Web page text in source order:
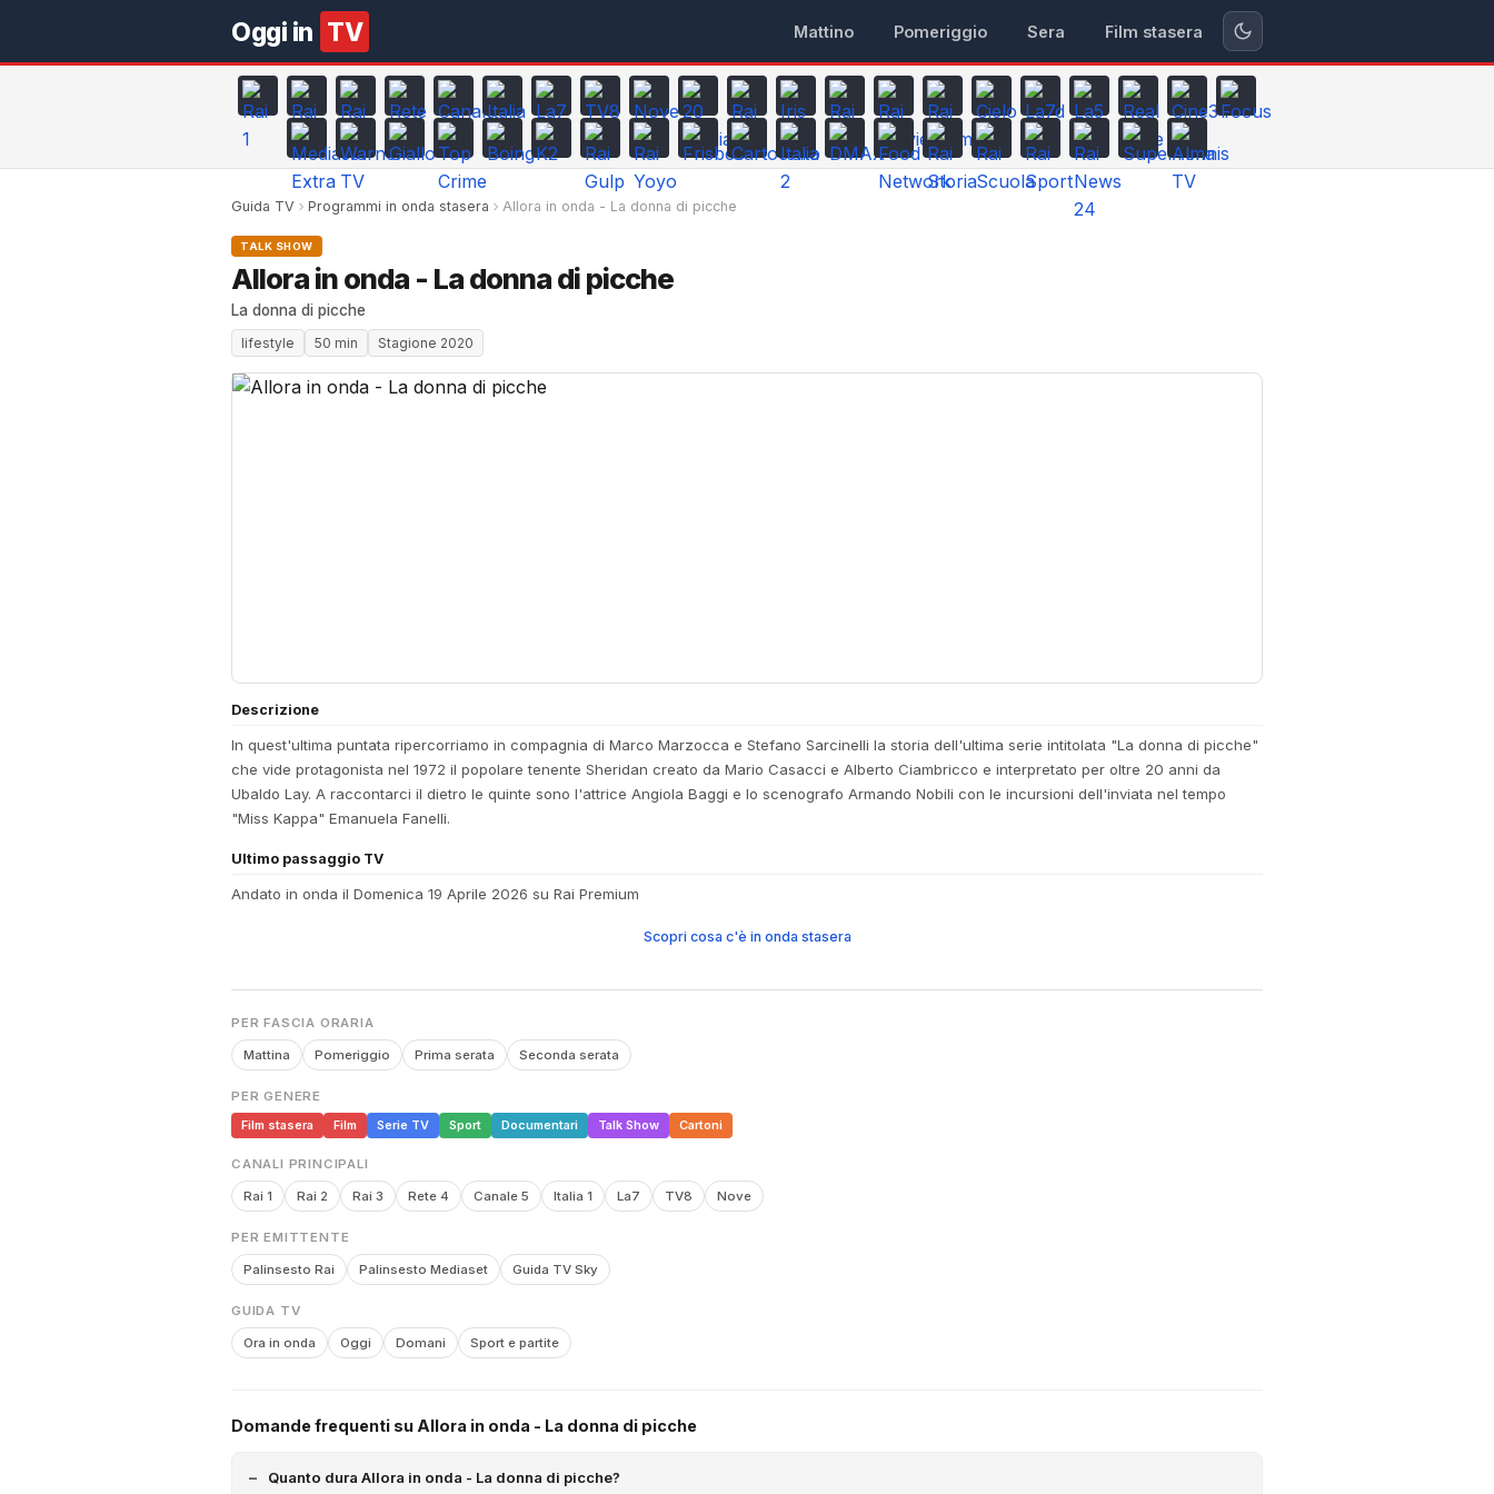
Oggi in TV Mattino Pomeriggio Sera Film stasera
Guida TV Programmi in onda stasera Allora in onda - La donna di picche
TALK SHOW
Allora in onda - La donna di picche
La donna di picche
lifestyle 50 min Stagione 2020
Descrizione
In quest'ultima puntata ripercorriamo in compagnia di Marco Marzocca e Stefano Sarcinelli la storia dell'ultima serie intitolata "La donna di picche"
che vide protagonista nel 1972 il popolare tenente Sheridan creato da Mario Casacci e Alberto Ciambricco e interpretato per oltre 20 anni da
Ubaldo Lay. A raccontarci il dietro le quinte sono l'attrice Angiola Baggi e lo scenografo Armando Nobili con le incursioni dell'inviata nel tempo
"Miss Kappa" Emanuela Fanelli.
Ultimo passaggio TV
Andato in onda il Domenica 19 Aprile 2026 su Rai Premium
Scopri cosa c'è in onda stasera
PER FASCIA ORARIA
Mattina Pomeriggio Prima serata Seconda serata
PER GENERE
Film stasera
Film Serie TV Sport Documentari Talk Show Cartoni
CANALI PRINCIPALI
Rai 1 Rai 2 Rai 3 Rete 4 Canale 5 Italia 1 La7 TV8 Nove
PER EMITTENTE
Palinsesto Rai Palinsesto Mediaset Guida TV Sky
GUIDA TV
Ora in onda Oggi Domani Sport e partite
Domande frequenti su Allora in onda - La donna di picche
Quanto dura Allora in onda - La donna di picche?